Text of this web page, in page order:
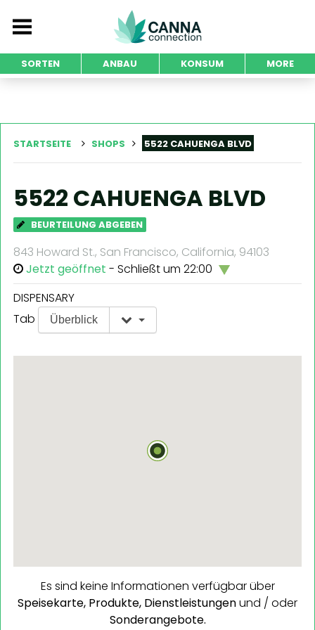
SORTEN ANBAU KONSUM MORE
STARTSEITE SHOPS 5522 CAHUENGA BLVD
5522 CAHUENGA BLVD
BEURTEILUNG ABGEBEN
843 Howard St., San Francisco, California, 94103
Jetzt geöffnet - Schließt um 22:00
DISPENSARY
Tab
Überblick
Es sind keine Informationen verfügbar über
Speisekarte, Produkte, Dienstleistungenund / oder
Sonderangebote.